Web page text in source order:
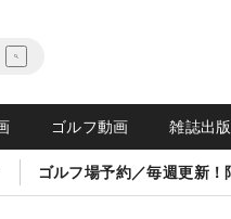
ゴルフ動画 雑誌出版
ゴルフ場予約／毎週更新！